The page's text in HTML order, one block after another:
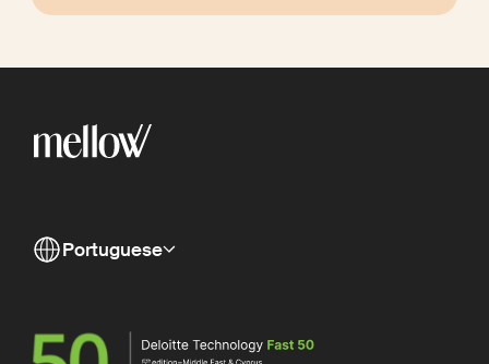
Portuguese